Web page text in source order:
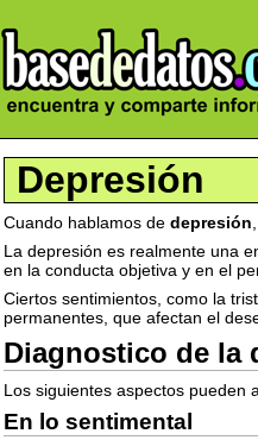
Depresión
Cuando hablamos de depresión
La depresión es realmente una
en la conducta objetiva y en el
Ciertos sentimientos, como la
permanentes, que afectan el
Diagnostico de la
Los siguientes aspectos pueden
En lo sentimental